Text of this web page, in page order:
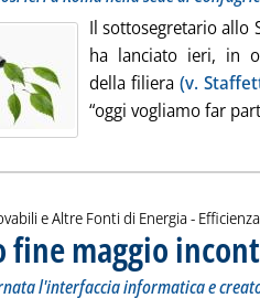
Il sottosegretario allo
ha lanciato ieri, in
della filiera(v.
“oggi vogliamo far
e Altre Fonti di Energia - Efficienza
fine maggio
l'interfaccia informatica e